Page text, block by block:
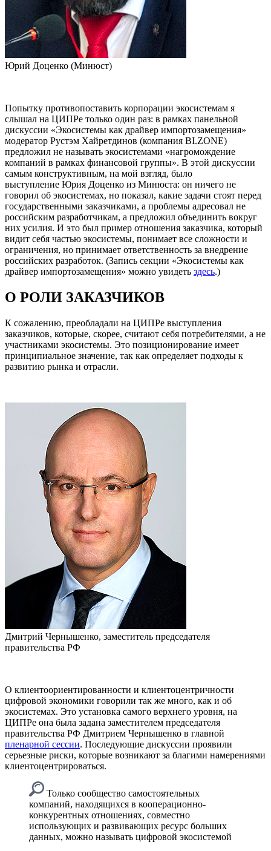
Юрий Доценко (Минюст)
Попытку противопоставить корпорации экосистемам я
слышал на ЦИПРе только один раз: в рамках панельной
дискуссии «Экосистемы как драйвер импортозамещения»
модератор Рустэм Хайретдинов (компания BI.ZONE)
предложил не называть экосистемами «нагромождение
компаний в рамках финансовой группы». В этой дискуссии
самым конструктивным, на мой взгляд, было
выступление Юрия Доценко из Минюста: он ничего не
говорил об экосистемах, но показал, какие задачи стоят перед
государственными заказчиками, а проблемы адресовал не
российским разработчикам, а предложил объединить вокруг
них усилия. И это был пример отношения заказчика, который
видит себя частью экосистемы, понимает все сложности и
ограничения, но принимает ответственность за внедрение
российских разработок. (Запись секции «Экосистемы как
драйвер импортозамещения» можно увидеть здесь.)
О РОЛИ ЗАКАЗЧИКОВ
К сожалению, преобладали на ЦИПРе выступления
заказчиков, которые, скорее, считают себя потребителями, а не
участниками экосистемы. Это позиционирование имеет
принципиальное значение, так как определяет подходы к
развитию рынка и отрасли.
Дмитрий Чернышенко, заместитель председателя
правительства РФ
О клиентоориентированности и клиентоцентричности
цифровой экономики говорили так же много, как и об
экосистемах. Это установка самого верхнего уровня, на
ЦИПРе она была задана заместителем председателя
правительства РФ Дмитрием Чернышенко в главной
пленарной сессии. Последующие дискуссии проявили
серьезные риски, которые возникают за благими намерениями
клиентоцентрироваться.
Только сообщество самостоятельных
компаний, находящихся в кооперационно-
конкурентных отношениях, совместно
использующих и развивающих ресурс больших
данных, можно называть цифровой экосистемой